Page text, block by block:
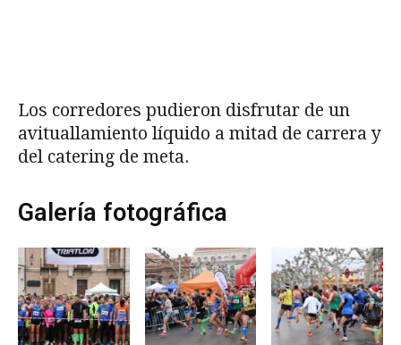
Los corredores pudieron disfrutar de un
avituallamiento líquido a mitad de carrera y
del catering de meta.
Galería fotográfica